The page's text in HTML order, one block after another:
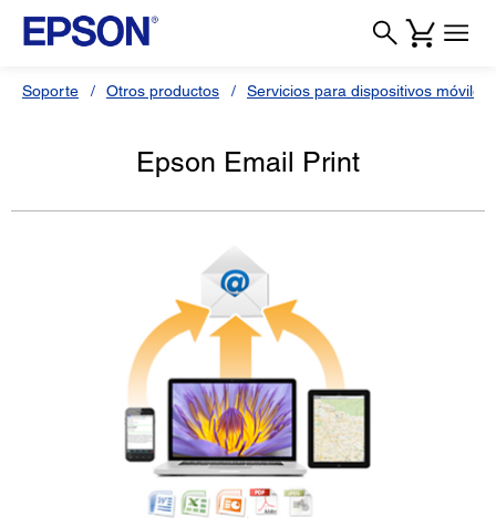
Soporte Otros productos Servicios para dispositivos móviles
Epson Email Print